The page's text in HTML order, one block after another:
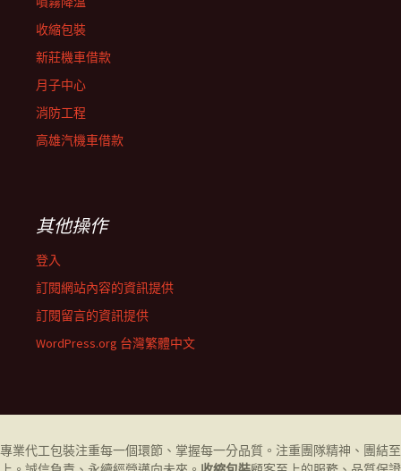
收縮包裝
新莊機車借款
月子中心
消防工程
高雄汽機車借款
其他操作
登入
訂閱網站內容的資訊提供
訂閱留言的資訊提供
WordPress.org 台灣繁體中文
專業代工包裝注重每一個環節、掌握每一分品質。注重團隊精神、團結至